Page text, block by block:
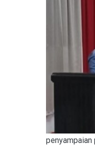
penyampaian